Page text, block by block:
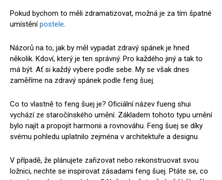
Pokud bychom to měli zdramatizovat, možná je za tím špatné
umístěnípostele.
Názorů na to, jak by měl vypadat zdravý spánek je hned
několik. Kdoví, který je ten správný. Pro každého jiný a tak to
má být. Ať si každý vybere podle sebe. My se však dnes
zaměříme na zdravý spánek podle feng šuej.
Co to vlastně to feng šuej je? Oficiální název fueng shui
vychází ze staročínského umění. Základem tohoto typu umění
bylo najít a propojit harmonii a rovnováhu. Feng šuej se díky
svému pohledu uplatnilo zejména v architektuře a designu.
V případě, že plánujete zařizovat nebo rekonstruovat svou
ložnici, nechte se inspirovat zásadami feng šuej. Ptáte se, co